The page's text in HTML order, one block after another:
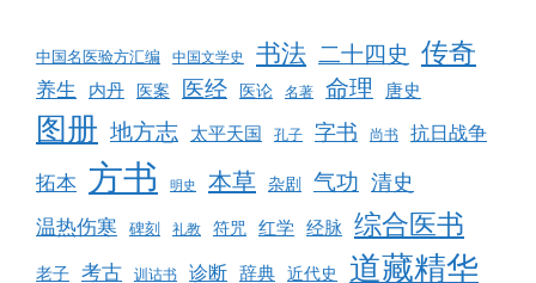
中国名医验方汇编 中国文学史 书法 二十四史 传奇
养生 内丹 医案 医经 医论 名著 命理 唐史
图册 地方志 太平天国 孔子 字书 尚书 抗日战争
拓本 方书 明史 本草 杂剧 气功 清史
温热伤寒 碑刻 礼教 符咒 红学 经脉 综合医书
老子 考古 训诂书 诊断 辞典 近代史 道藏精华